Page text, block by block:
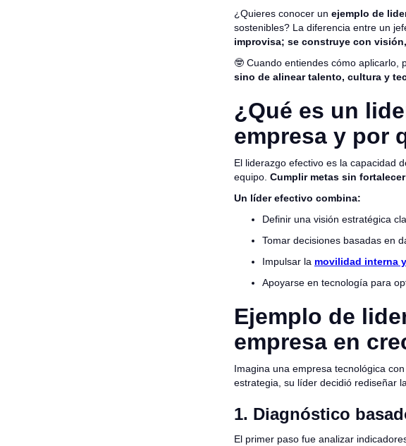
¿Quieres conocer un ejemplo de
sostenibles? La diferencia entre un
improvisa; se construye con
🤓 Cuando entiendes cómo aplicarlo,
sino de alinear talento, cultura y
¿Qué es un
empresa y por
El liderazgo efectivo es la capacidad
equipo. Cumplir metas sin
Un líder efectivo combina:
Definir una visión estratégica
Tomar decisiones basadas en
Impulsar la movilidad interna
Apoyarse en tecnología para
Ejemplo de
empresa en
Imagina una empresa tecnológica
estrategia, su líder decidió rediseñar
1. Diagnóstico
El primer paso fue analizar